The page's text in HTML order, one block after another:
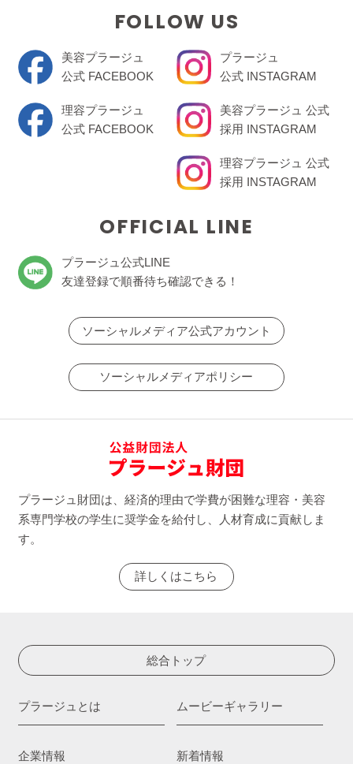
FOLLOW US
美容プラージュ
公式 FACEBOOK
理容プラージュ
公式 FACEBOOK
プラージュ
公式 INSTAGRAM
美容プラージュ 公式
採用 INSTAGRAM
理容プラージュ 公式
採用 INSTAGRAM
OFFICIAL LINE
プラージュ公式LINE
友達登録で順番待ち確認できる！
ソーシャルメディア公式アカウント
ソーシャルメディアポリシー
プラージュ財団は、経済的理由で学費が困難な理容・美容
系専門学校の学生に奨学金を給付し、人材育成に貢献しま
す。
詳しくはこちら
総合トップ
プラージュとは
企業情報
ムービーギャラリー
新着情報